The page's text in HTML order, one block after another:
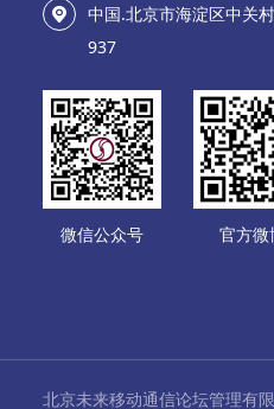
中国.北京市海淀区中关
937
微信公众号 官方微
北京未来移动通信论坛管理有